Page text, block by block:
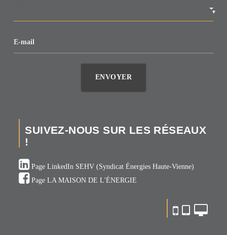
▼
E-mail
ENVOYER
SUIVEZ-NOUS SUR LES RÉSEAUX
!
Page LinkedIn SEHV (Syndicat Énergies Haute-Vienne)
Page LA MAISON DE L'ÉNERGIE